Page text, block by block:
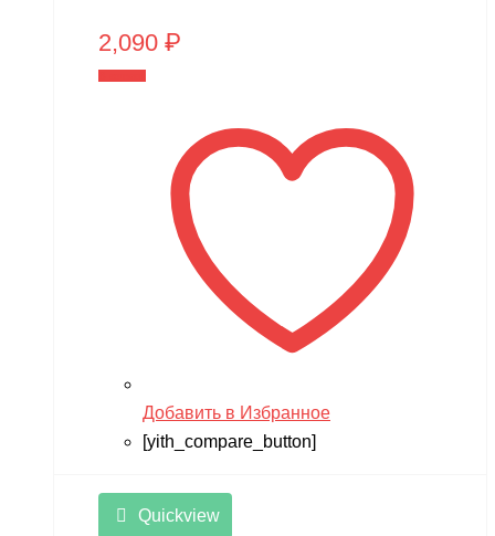
2,090 ₽
Добавить в Избранное
[yith_compare_button]
Quickview